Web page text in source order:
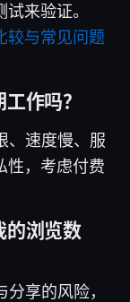
来验证。
较与常见问题
作吗？
、速度慢、服
性，考虑付费
的浏览数
享的风险，